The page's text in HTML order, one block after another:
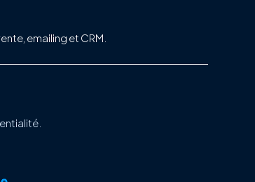
emailing et CRM.